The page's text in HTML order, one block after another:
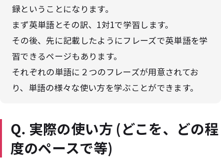
録ということになります。
まず英単語とその訳、1対1で学習します。
その後、先に記載したようにフレーズで英単語を学
習できるページもあります。
それぞれの単語に２つのフレーズが用意されてお
り、単語の様々な使い方を学ぶことができます。
Q. 実際の使い方 (どこを、どの程
度のペースで等)